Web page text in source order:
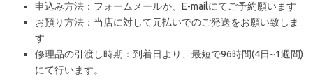
申込み方法：フォームメールか、E-mailにてご予約願います
お預り方法：当店に対して元払いでのご発送をお願い致しま
す
修理品の引渡し時期：到着日より、最短で96時間(4日~1週間)
にて行います。